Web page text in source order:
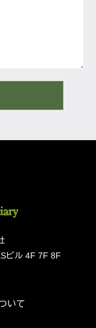
ビル 4F 7F 8F
いて